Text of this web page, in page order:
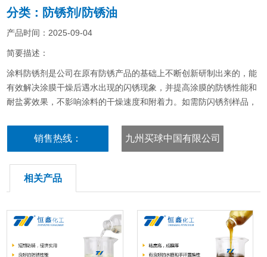
分类：防锈剂/防锈油
产品时间：2025-09-04
简要描述：
涂料防锈剂是公司在原有防锈产品的基础上不断创新研制出来的，能
有效解决涂膜干燥后遇水出现的闪锈现象，并提高涂膜的防锈性能和
耐盐雾效果，不影响涂料的干燥速度和附着力。如需防闪锈剂样品，
销售热线：
18396600176
九州买球中国有限公司
相关产品